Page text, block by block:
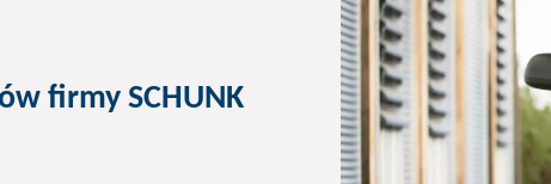
firmy SCHUNK